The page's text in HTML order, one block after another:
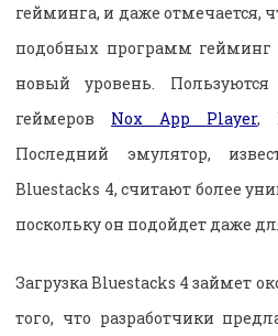
гейминга, и даже отмечается,
подобных программ
новый уровень.
геймеров Nox App Player,
Последний эмулятор,
Bluestacks 4, считают более
поскольку он подойдет даже
Загрузка Bluestacks 4 займет
того, что разработчики